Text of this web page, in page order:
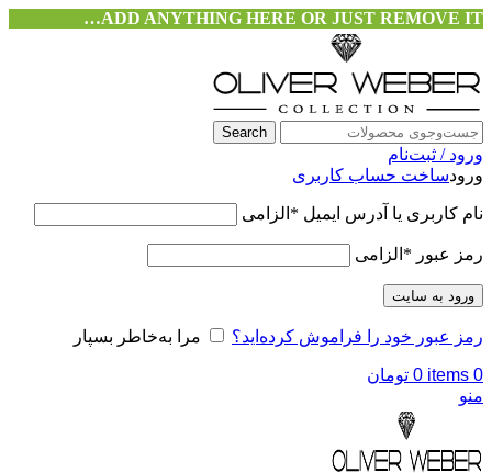
ADD ANYTHING HERE OR JUST REMOVE IT…
Search
ورود / ثبت‌نام
ورودساخت حساب کاربری
نام کاربری یا آدرس ایمیل * الزامی
رمز عبور * الزامی
ورود به سایت
رمز عبور خود را فراموش کرده‌اید؟ مرا به‌خاطر بسپار
0
items
0 تومان
منو